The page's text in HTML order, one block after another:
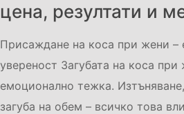
цена, резултати и
Присаждане на коса при жени –
увереност Загубата на коса
емоционално тежка.
загуба на обем – всичко това